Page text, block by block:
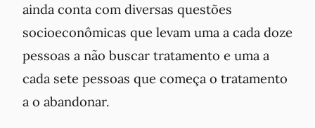
ainda conta com diversas questões
socioeconômicas que levam uma a cada doze
pessoas a não buscar tratamento e uma a
cada sete pessoas que começa o tratamento
a o abandonar.